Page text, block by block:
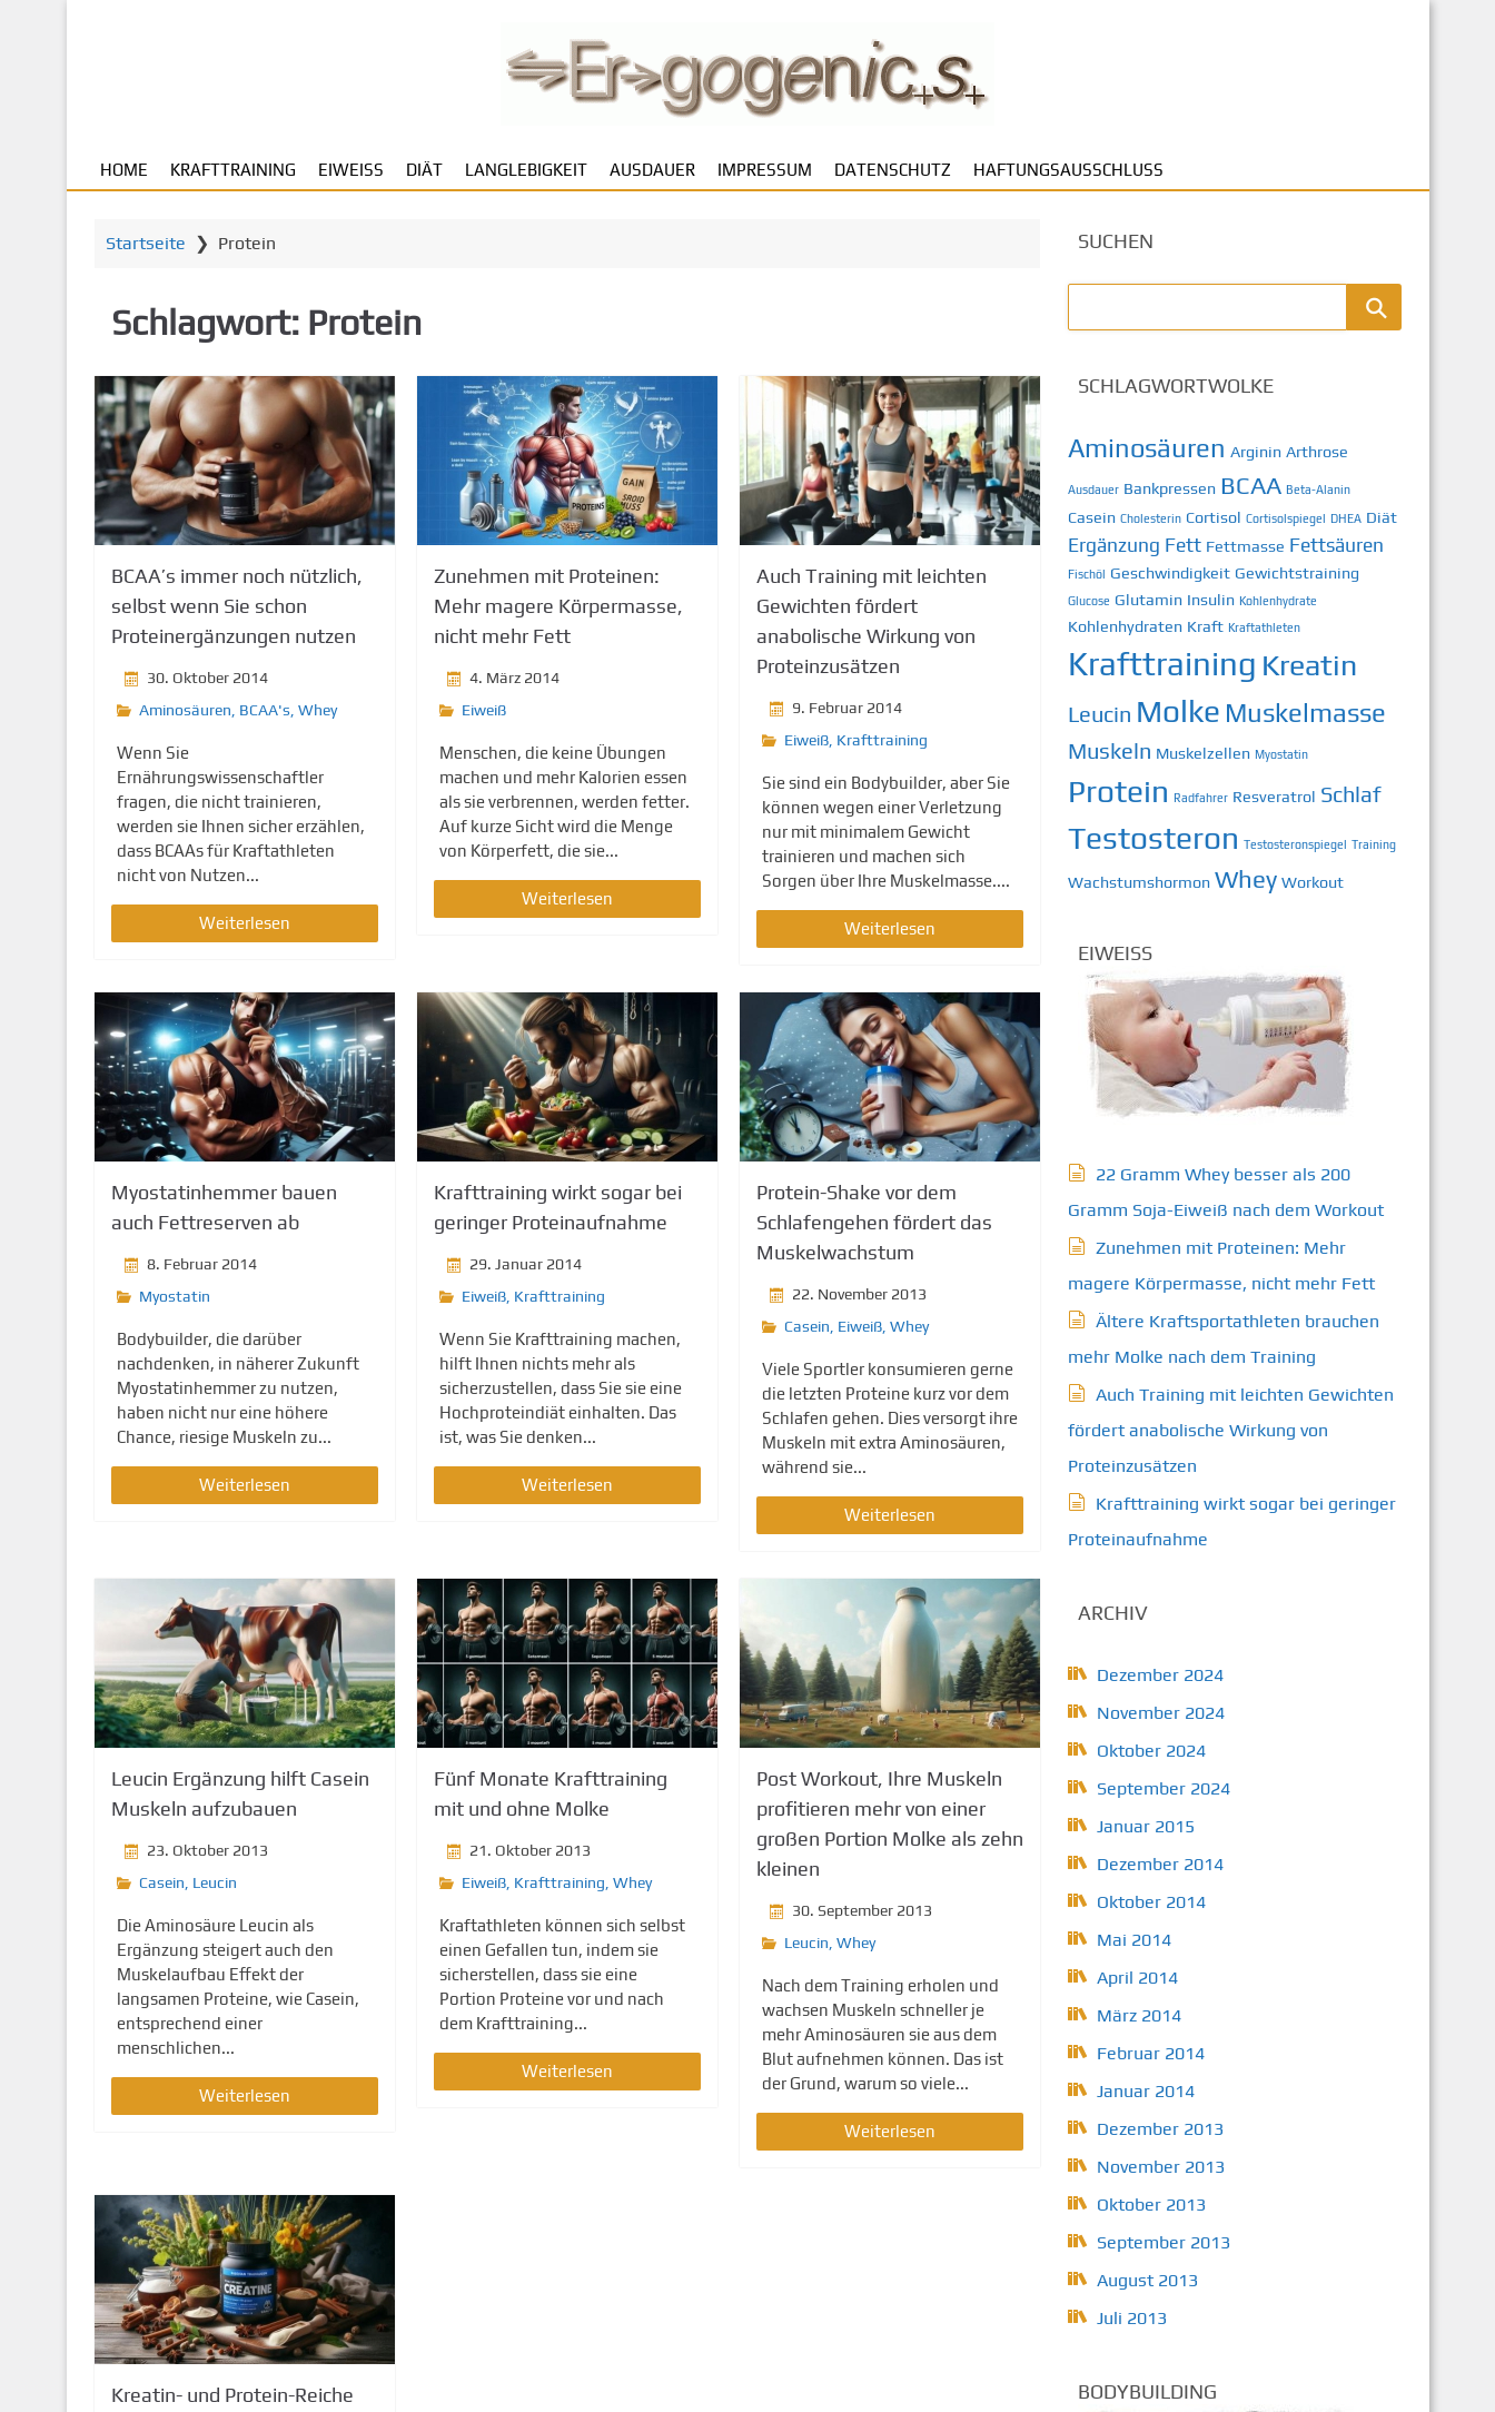
t
HOME KRAFTTRAINING EIWEISS DIÄT LANGLEBIGKEIT AUSDAUER IMPRESSUM DATENSCHUTZ HAFTUNGSAUSSCHLUSS
Startseite ❯ Protein
Schlagwort: Protein
BCAA’s immer noch nützlich,
selbst wenn Sie schon
Proteinergänzungen nutzen
30. Oktober 2014
Aminosäuren BCAA's Whey
Wenn Sie
Ernährungswissenschaftler
fragen, die nicht trainieren,
werden sie Ihnen sicher erzählen,
dass BCAAs für Kraftathleten
nicht von Nutzen...
Weiterlesen
Zunehmen mit Proteinen:
Mehr magere Körpermasse,
nicht mehr Fett
4. März 2014
Eiweiß
Menschen, die keine Übungen
machen und mehr Kalorien essen
als sie verbrennen, werden fetter.
Auf kurze Sicht wird die Menge
von Körperfett, die sie...
Weiterlesen
Auch Training mit leichten
Gewichten fördert
anabolische Wirkung von
Proteinzusätzen
9. Februar 2014
Eiweiß, Krafttraining
Sie sind ein Bodybuilder, aber Sie
können wegen einer Verletzung
nur mit minimalem Gewicht
trainieren und machen sich
Sorgen über Ihre Muskelmasse....
Weiterlesen
Myostatinhemmer bauen
auch Fettreserven ab
8. Februar 2014
Myostatin
Bodybuilder, die darüber
nachdenken, in näherer Zukunft
Myostatinhemmer zu nutzen,
haben nicht nur eine höhere
Chance, riesige Muskeln zu...
Weiterlesen
Krafttraining wirkt sogar bei
geringer Proteinaufnahme
29. Januar 2014
Eiweiß, Krafttraining
Wenn Sie Krafttraining machen,
hilft Ihnen nichts mehr als
sicherzustellen, dass Sie sie eine
Hochproteindiät einhalten. Das
ist, was Sie denken...
Weiterlesen
Protein-Shake vor dem
Schlafengehen fördert das
Muskelwachstum
22. November 2013
Casein Eiweiß, Whey
Viele Sportler konsumieren gerne
die letzten Proteine kurz vor dem
Schlafen gehen. Dies versorgt ihre
Muskeln mit extra Aminosäuren,
während sie...
Weiterlesen
Leucin Ergänzung hilft Casein
Muskeln aufzubauen
23. Oktober 2013
Casein Leucin
Die Aminosäure Leucin als
Ergänzung steigert auch den
Muskelaufbau Effekt der
langsamen Proteine, wie Casein,
entsprechend einer
menschlichen...
Weiterlesen
Fünf Monate Krafttraining
mit und ohne Molke
21. Oktober 2013
Eiweiß, Krafttraining Whey
Kraftathleten können sich selbst
einen Gefallen tun, indem sie
sicherstellen, dass sie eine
Portion Proteine vor und nach
dem Krafttraining...
Weiterlesen
Post Workout, Ihre Muskeln
profitieren mehr von einer
großen Portion Molke als zehn
kleinen
30. September 2013
Leucin Whey
Nach dem Training erholen und
wachsen Muskeln schneller je
mehr Aminosäuren sie aus dem
Blut aufnehmen können. Das ist
der Grund, warum so viele...
Weiterlesen
Kreatin- und Protein-Reiche
SUCHEN
SCHLAGWORTWOLKE
Aminosäuren Arginin Arthrose
Ausdauer Bankpressen BCAA Beta-Alanin
Casein Cholesterin Cortisol Cortisolspiegel DHEA Diät
Ergänzung Fett Fettmasse Fettsäuren
Fischöl Geschwindigkeit Gewichtstraining
Glucose Glutamin Insulin Kohlenhydrate
Kohlenhydraten Kraft Kraftathleten
Krafttraining Kreatin
Leucin Molke Muskelmasse
Muskeln Muskelzellen Myostatin
Protein Radfahrer Resveratrol Schlaf
Testosteron Testosteronspiegel Training
Wachstumshormon Whey Workout
EIWEISS
22 Gramm Whey besser als 200
Gramm Soja-Eiweiß nach dem Workout
Zunehmen mit Proteinen: Mehr
magere Körpermasse, nicht mehr Fett
Ältere Kraftsportathleten brauchen
mehr Molke nach dem Training
Auch Training mit leichten Gewichten
fördert anabolische Wirkung von
Proteinzusätzen
Krafttraining wirkt sogar bei geringer
Proteinaufnahme
ARCHIV
Dezember 2024
November 2024
Oktober 2024
September 2024
Januar 2015
Dezember 2014
Oktober 2014
Mai 2014
April 2014
März 2014
Februar 2014
Januar 2014
Dezember 2013
November 2013
Oktober 2013
September 2013
August 2013
Juli 2013
BODYBUILDING